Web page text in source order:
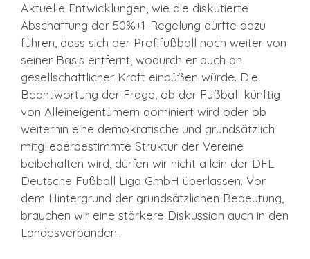
Aktuelle Entwicklungen, wie die diskutierte
Abschaffung der 50%+1-Regelung dürfte dazu
führen, dass sich der Profifußball noch weiter von
seiner Basis entfernt, wodurch er auch an
gesellschaftlicher Kraft einbüßen würde. Die
Beantwortung der Frage, ob der Fußball künftig
von Alleineigentümern dominiert wird oder ob
weiterhin eine demokratische und grundsätzlich
mitgliederbestimmte Struktur der Vereine
beibehalten wird, dürfen wir nicht allein der DFL
Deutsche Fußball Liga GmbH überlassen. Vor
dem Hintergrund der grundsätzlichen Bedeutung,
brauchen wir eine stärkere Diskussion auch in den
Landesverbänden.